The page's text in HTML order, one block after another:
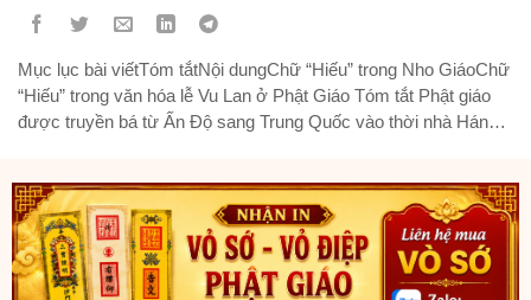
Mục lục bài viếtTóm tắtNội dungChữ “Hiếu” trong Nho GiáoChữ
“Hiếu” trong văn hóa lễ Vu Lan ở Phật Giáo Tóm tắt Phật giáo
được truyền bá từ Ấn Độ sang Trung Quốc vào thời nhà Hán